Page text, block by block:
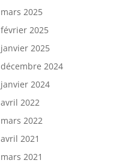
mars 2025
février 2025
janvier 2025
décembre 2024
janvier 2024
avril 2022
mars 2022
avril 2021
mars 2021